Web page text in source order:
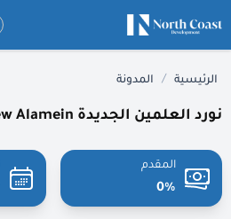
الرئيسية / المدونة
نورد العلمين الجديدة Nord New Alamein
المقدم
0%